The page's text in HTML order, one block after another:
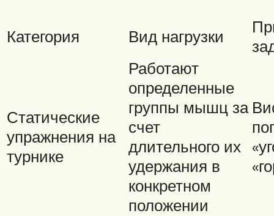
Категория Вид нагрузки
Статические
упражнения на
турнике
Работают
определенные
группы мышц за
счет
длительного их
удержания в
конкретном
положении